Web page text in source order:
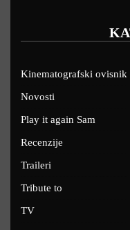
Kinematografski ovisnik
Novosti
Play it again Sam
Recenzije
Traileri
Tribute to
TV